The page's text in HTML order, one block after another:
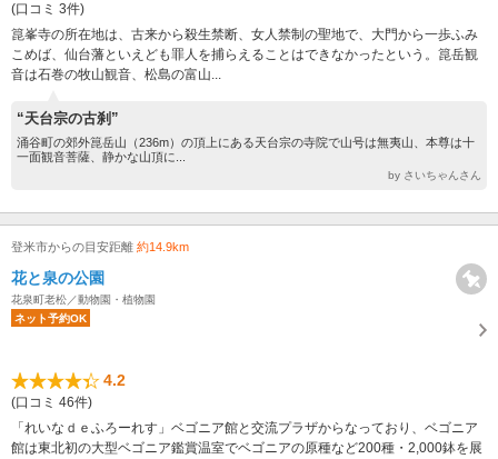
(口コミ 3件)
箟峯寺の所在地は、古来から殺生禁断、女人禁制の聖地で、大門から一歩ふみ
こめば、仙台藩といえども罪人を捕らえることはできなかったという。箟岳観
音は石巻の牧山観音、松島の富山...
“天台宗の古刹”
涌谷町の郊外箟岳山（236m）の頂上にある天台宗の寺院で山号は無夷山、本尊は十
一面観音菩薩、静かな山頂に...
by さいちゃんさん
登米市からの目安距離 約14.9km
花と泉の公園
花泉町老松／動物園・植物園
ネット予約OK
4.2
(口コミ 46件)
「れいなｄｅふろーれす」ベゴニア館と交流プラザからなっており、ベゴニア
館は東北初の大型ベゴニア鑑賞温室でベゴニアの原種など200種・2,000鉢を展